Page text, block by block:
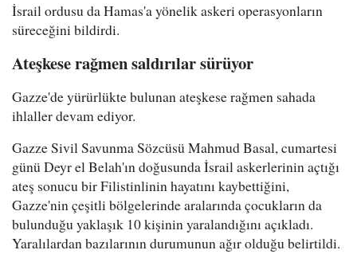
İsrail ordusu da Hamas'a yönelik askeri operasyonların
süreceğini bildirdi.
Ateşkese rağmen saldırılar sürüyor
Gazze'de yürürlükte bulunan ateşkese rağmen sahada
ihlaller devam ediyor.
Gazze Sivil Savunma Sözcüsü Mahmud Basal, cumartesi
günü Deyr el Belah'ın doğusunda İsrail askerlerinin açtığı
ateş sonucu bir Filistinlinin hayatını kaybettiğini,
Gazze'nin çeşitli bölgelerinde aralarında çocukların da
bulunduğu yaklaşık 10 kişinin yaralandığını açıkladı.
Yaralılardan bazılarının durumunun ağır olduğu belirtildi.